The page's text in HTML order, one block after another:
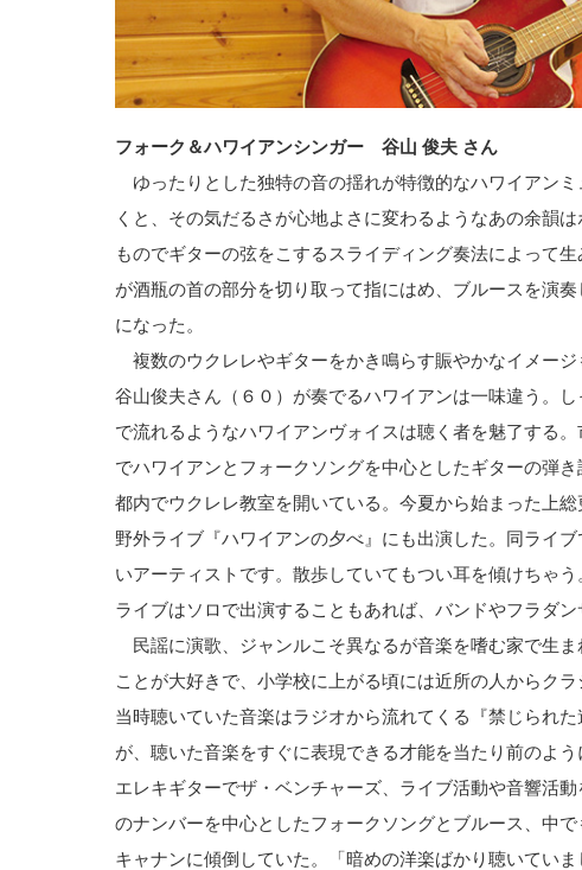
フォーク＆ハワイアンシンガー 谷山 俊夫 さん
ゆったりとした独特の音の揺れが特徴的なハワイアン
くと、その気だるさが心地よさに変わるようなあの余韻
ものでギターの弦をこするスライディング奏法によって
が酒瓶の首の部分を切り取って指にはめ、ブルースを演
になった。
複数のウクレレやギターをかき鳴らす賑やかなイメー
谷山俊夫さん（６０）が奏でるハワイアンは一味違う。
で流れるようなハワイアンヴォイスは聴く者を魅了する
でハワイアンとフォークソングを中心としたギターの弾
都内でウクレレ教室を開いている。今夏から始まった上
野外ライブ『ハワイアンの夕べ』にも出演した。同ライ
いアーティストです。散歩していてもつい耳を傾けちゃう
ライブはソロで出演することもあれば、バンドやフラダン
民謡に演歌、ジャンルこそ異なるが音楽を嗜む家で生ま
ことが大好きで、小学校に上がる頃には近所の人からクラ
当時聴いていた音楽はラジオから流れてくる『禁じられ
が、聴いた音楽をすぐに表現できる才能を当たり前のよ
エレキギターでザ・ベンチャーズ、ライブ活動や音響活
のナンバーを中心としたフォークソングとブルース、中
キャナンに傾倒していた。「暗めの洋楽ばかり聴いてい